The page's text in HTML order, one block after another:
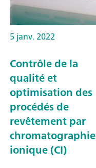
5 janv. 2022
Contrôle de la
qualité et
optimisation des
procédés de
revêtement par
chromatographie
ionique (CI)